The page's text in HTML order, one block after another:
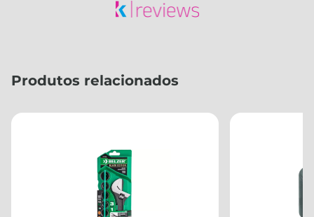
Produtos relacionados